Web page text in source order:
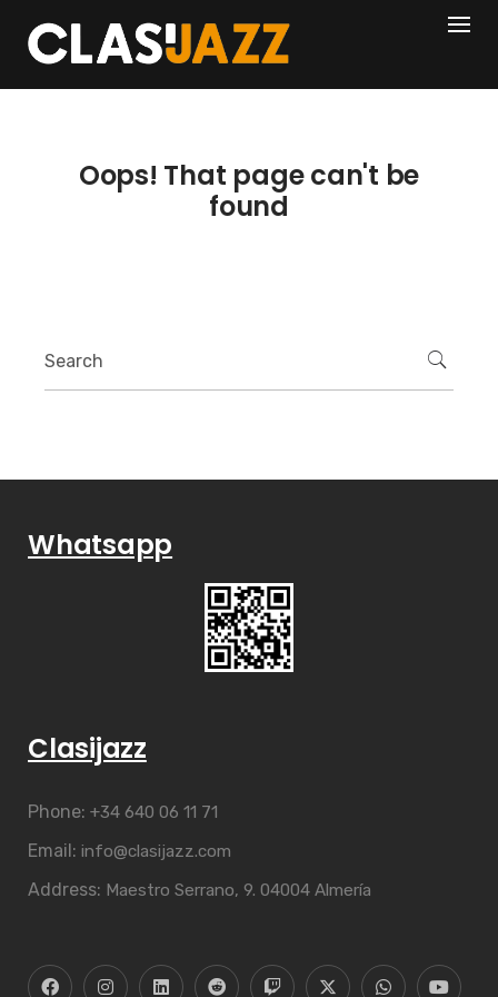
content
404
Oops! That page can't be
found
Whatsapp
Clasijazz
Phone: +34 640 06 11 71
Email: info@clasijazz.com
Address: Maestro Serrano, 9. 04004 Almería